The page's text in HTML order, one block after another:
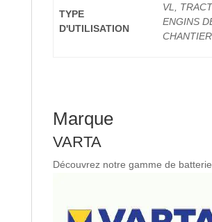
TYPE
D'UTILISATION
VL,
ENGINS
Marque
VARTA
Découvrez notre gamme de